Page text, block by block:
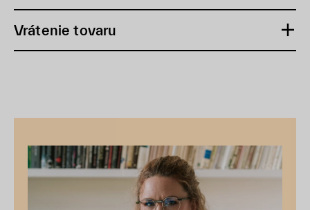
Vrátenie tovaru